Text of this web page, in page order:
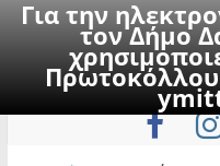
Για την
τον Δήμο
to